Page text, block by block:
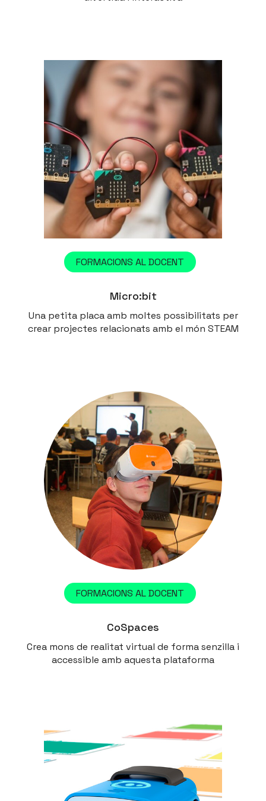
FORMACIONS AL DOCENT
Micro:bit
Una petita placa amb moltes possibilitats per
crear projectes relacionats amb el món STEAM
FORMACIONS AL DOCENT
CoSpaces
Crea mons de realitat virtual de forma senzilla i
accessible amb aquesta plataforma